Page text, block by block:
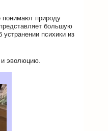
понимают природу
большую
психики из
и эволюцию.